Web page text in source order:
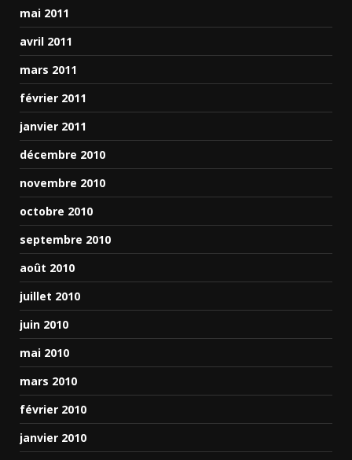
mai 2011
avril 2011
mars 2011
février 2011
janvier 2011
décembre 2010
novembre 2010
octobre 2010
septembre 2010
août 2010
juillet 2010
juin 2010
mai 2010
mars 2010
février 2010
janvier 2010